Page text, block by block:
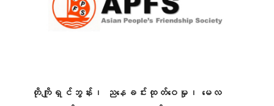
တိုကျိုရှင်ဘွန်း၊ ညနေခင်းထုတ်ဝေမှု၊ မေလ